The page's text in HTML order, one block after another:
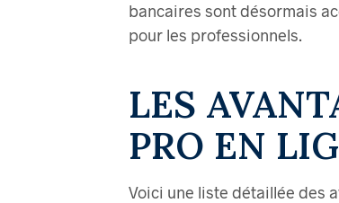
bancaires sont désormais
pour les professionnels.
LES
PRO EN
Voici une liste détaillée des